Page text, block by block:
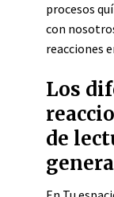
procesos
con
reacciones
Los
de